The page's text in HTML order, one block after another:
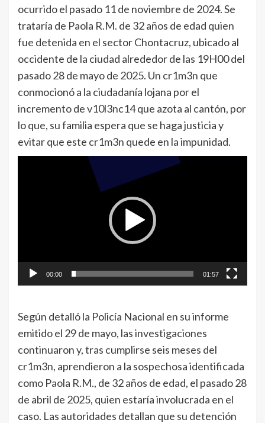
ocurrido el pasado 11 de noviembre de 2024. Se
trataría de Paola R.M. de 32 años de edad quien
fue detenida en el sector Chontacruz, ubicado al
occidente de la ciudad alrededor de las 19H00 del
pasado 28 de mayo de 2025. Un cr1m3n que
conmocionó a la ciudadanía lojana por el
incremento de v10l3nc14 que azota al cantón, por
lo que, su familia espera que se haga justicia y
evitar que este cr1m3n quede en la impunidad.
00:00 01:57
Según detalló la Policía Nacional en su informe
emitido el 29 de mayo, las investigaciones
continuaron y, tras cumplirse seis meses del
cr1m3n, aprendieron a la sospechosa identificada
como Paola R.M., de 32 años de edad, el pasado 28
de abril de 2025, quien estaría involucrada en el
caso. Las autoridades detallan que su detención